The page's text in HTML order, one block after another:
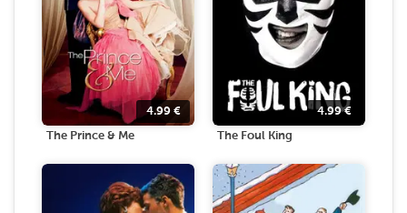
4.99 €
The Prince & Me
4.99€
The Foul King